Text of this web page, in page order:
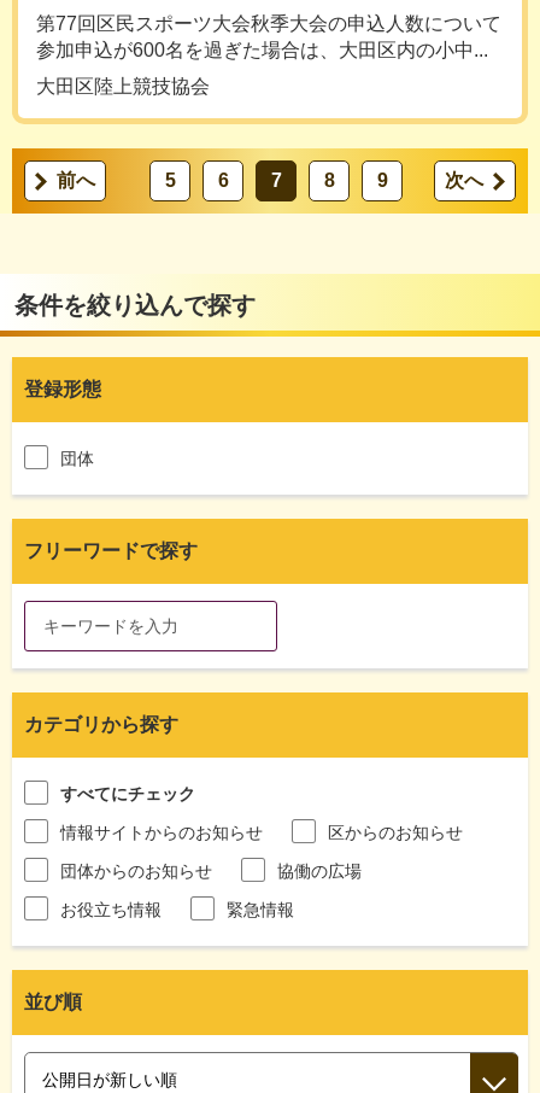
第77回区民スポーツ大会秋季大会の申込人数について
参加申込が600名を過ぎた場合は、大田区内の小中...
大田区陸上競技協会
前へ 5 6 7 8 9 次へ
条件を絞り込んで探す
登録形態
団体
フリーワードで探す
カテゴリから探す
すべてにチェック
情報サイトからのお知らせ
区からのお知らせ
団体からのお知らせ
協働の広場
お役立ち情報
緊急情報
並び順